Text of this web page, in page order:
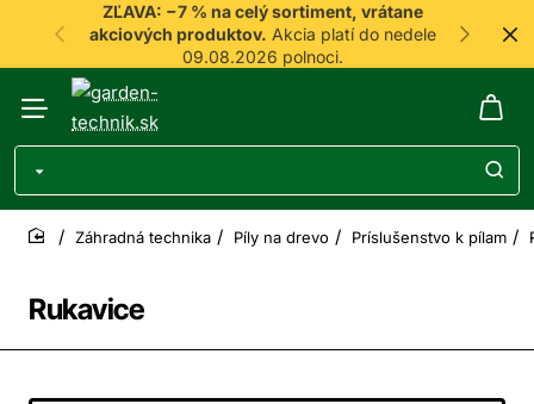
ZĽAVA: −7 % na celý sortiment, vrátane
akciových produktov. Akcia platí do nedele
09.08.2026 polnoci.
Rukavice
home
Záhradná technika Píly na drevo Príslušenstvo k pílam